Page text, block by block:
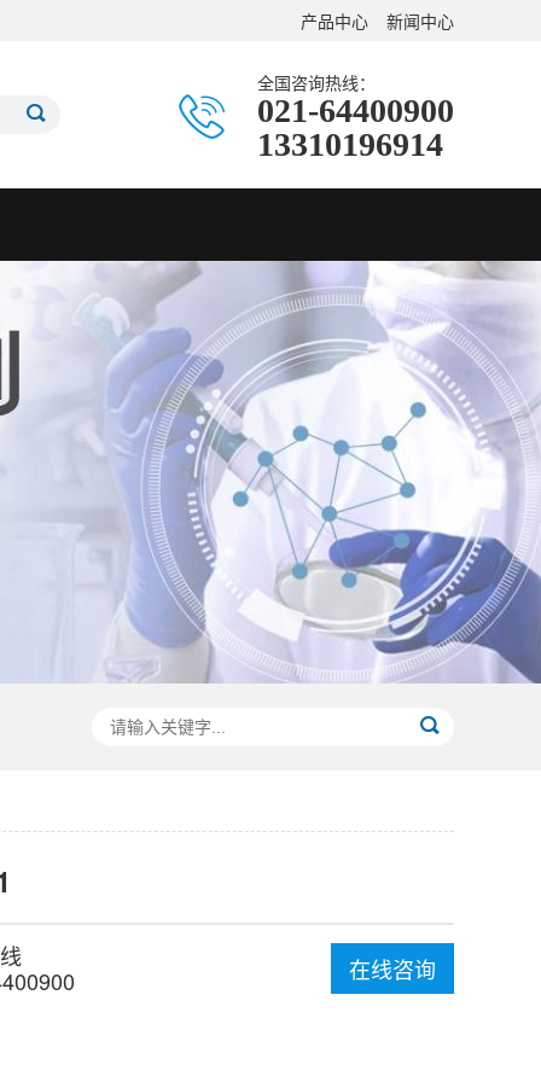
产品中心 新闻中心
全国咨询热线：
021-64400900
13310196914
在线咨询